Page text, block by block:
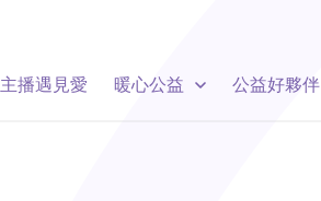
主播遇見愛 暖心公益 公益好夥伴